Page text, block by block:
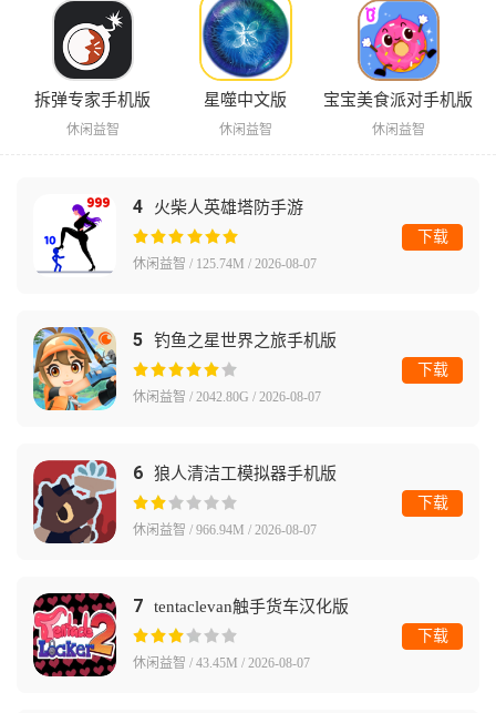
拆弹专家手机版
休闲益智
星噬中文版
休闲益智
宝宝美食派对手机版
休闲益智
4 火柴人英雄塔防手游
休闲益智 / 125.74M / 2026-08-07
下载
5 钓鱼之星世界之旅手机版
休闲益智 / 2042.80G / 2026-08-07
下载
6 狼人清洁工模拟器手机版
休闲益智 / 966.94M / 2026-08-07
下载
7 tentaclevan触手货车汉化版
休闲益智 / 43.45M / 2026-08-07
下载